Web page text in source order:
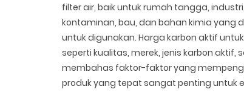
filter air, baik untuk rumah tangga,
kontaminan, bau, dan bahan kimia yang
untuk digunakan. Harga karbon aktif
seperti kualitas, merek, jenis karbon aktif,
membahas faktor-faktor yang
produk yang tepat sangat penting untuk